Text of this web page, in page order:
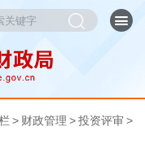
> 财政管理 > 投资评审 >